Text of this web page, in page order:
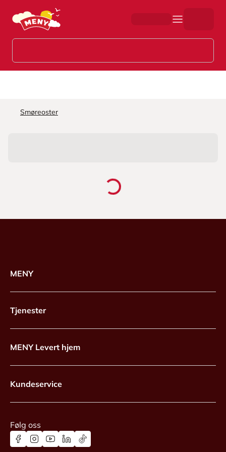
Hopp til hovedinnhold
Smøreoster
MENY
Tjenester
MENY Levert hjem
Kundeservice
Følg oss